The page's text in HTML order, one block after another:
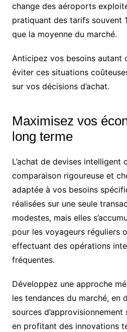
change des aéroports
pratiquant des tarifs souvent
que la moyenne du marché.
Anticipez vos besoins autant
éviter ces situations
sur vos décisions d’achat.
Maximisez vos
long terme
L’achat de devises
comparaison rigoureuse et
adaptée à vos besoins
réalisées sur une seule
modestes, mais elles
pour les voyageurs réguliers
effectuant des opérations
fréquentes.
Développez une approche
les tendances du marché, en
sources
en profitant des innovations